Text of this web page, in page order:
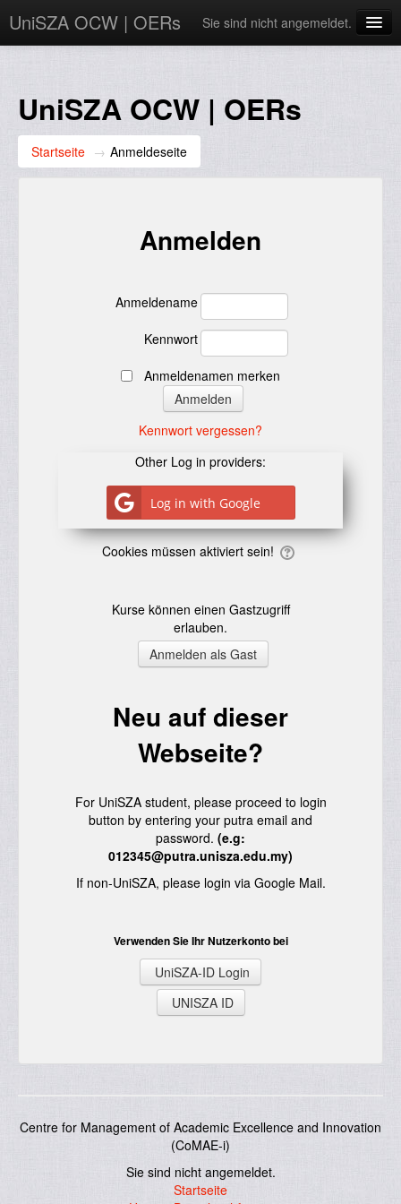
UniSZA OCW | OERs
Sie sind nicht angemeldet.
UniSZA Website
UniSZA OCW | OERs
Startseite → Anmeldeseite
Anmelden
Anmeldename
Kennwort
Anmeldenamen merken
Kennwort vergessen?
Other Log in providers:
Log in with Google
Cookies müssen aktiviert sein!
Kurse können einen Gastzugriff
erlauben.
Neu auf dieser
Webseite?
For UniSZA student, please proceed to login
button by entering your putra email and
password. (e.g:
012345@putra.unisza.edu.my)
If non-UniSZA, please login via Google Mail.
Verwenden Sie Ihr Nutzerkonto bei
UniSZA-ID Login
UNISZA ID
Centre for Management of Academic Excellence and Innovation
(CoMAE-i)
Sie sind nicht angemeldet.
Startseite